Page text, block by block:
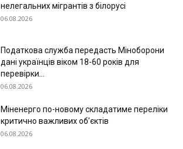
нелегальних мігрантів з білорусі
06.08.2026
Податкова служба передасть Міноборони
дані українців віком 18-60 років для
перевірки...
06.08.2026
Міненерго по-новому складатиме переліки
критично важливих об’єктів
06.08.2026